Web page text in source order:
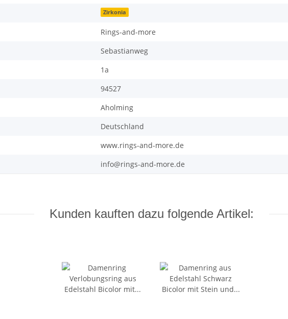
Zirkonia
Rings-and-more
Sebastianweg
1a
94527
Aholming
Deutschland
www.rings-and-more.de
info@rings-and-more.de
Kunden kauften dazu folgende Artikel: